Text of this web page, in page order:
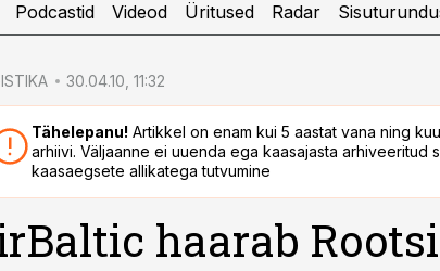
Podcastid Videod Üritused Radar
30.04.10, 11:32
Tähelepanu! Artikkel on enam kui 5 aastat vana ning
arhiivi. Väljaanne ei uuenda ega kaasajasta arhiveeritud
kaasaegsete allikatega tutvumine
haarab